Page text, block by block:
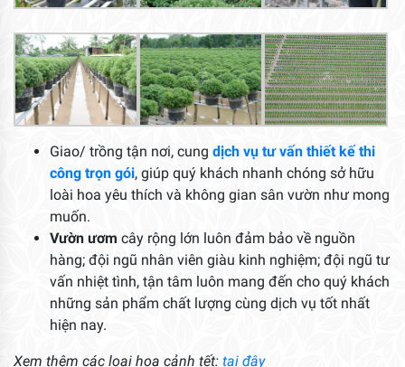
Giao/ trồng tận nơi, cung dịch vụ tư vấn thiết kế thi
công trọn gói, giúp quý khách nhanh chóng sở hữu
loài hoa yêu thích và không gian sân vườn như mong
muốn.
Vườn ươm cây rộng lớn luôn đảm bảo về nguồn
hàng; đội ngũ nhân viên giàu kinh nghiệm; đội ngũ tư
vấn nhiệt tình, tận tâm luôn mang đến cho quý khách
những sản phẩm chất lượng cùng dịch vụ tốt nhất
hiện nay.
Xem thêm các loại hoa cảnh tết: tại đây